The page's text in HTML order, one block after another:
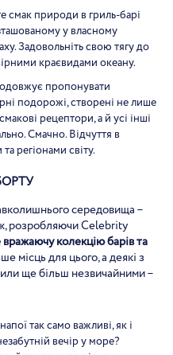
смак природи в гриль-барі
у власному
Задовольніть свою тягу до
краєвидами океану.
пропонувати
подорожі, створені не лише
рецептори, а й усі інші
Смачно. Відчуття в
регіонами світу.
середовища –
розробляючи Celebrity
колекцію барів та
місць для цього, а деякі з
ще більш незвичайними –
так само важливі, як і
вечір у море?